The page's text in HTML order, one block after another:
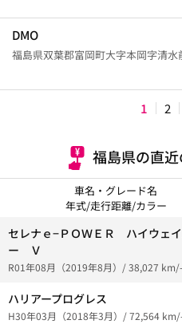
DMO
福島県双葉郡富岡町大字本岡字清水
1 2
福島県の直
車名・グレード名
年式/走行距離/カラー
セレナｅ−ＰＯＷＥＲ ハイウェ
ー Ｖ
R01年08月（2019年8月）/ 38,027 km/-
ハリアープログレス
H30年03月（2018年3月）/ 72,564